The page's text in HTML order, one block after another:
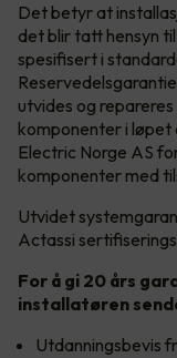
Det betyr at
det blir tatt hensyn
spesifisert i
utvides og
komponenter i
Electric Norge AS
komponenter med
Utvidet
Actassi
For å gi 20 års
installatøren
Utdanningsbevis